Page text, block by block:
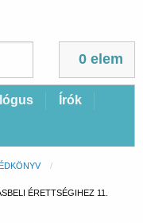
0 elem
Írók
ÉRETTSÉGIHEZ 11.